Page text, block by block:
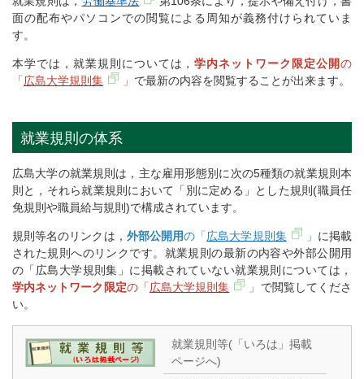
面の配布やパソコンでの閲覧による周知が義務付けられていま
す。
本学では，就業規則については，学内ネットワーク限定公開の
「広島大学規則集 」 で最新の内容を閲覧することが出来ます。
就業規則の体系
広島大学の就業規則は，主な雇用形態別に次の5種類の就業規則本
則と，それら就業規則において「別に定める」とした規則(職員任
免規則や職員給与規則)で構成されています。
規則等名のリンクは， 外部公開用の「広島大学規則集 」 に掲載
された規則へのリンクです。就業規則の最新の内容や外部公開用
の「広島大学規則集」に掲載されていない就業規則については，
学内ネットワーク限定の「広島大学規則集 」 で閲覧してくださ
い。
就業規則等(「いろは」掲載
ページへ)